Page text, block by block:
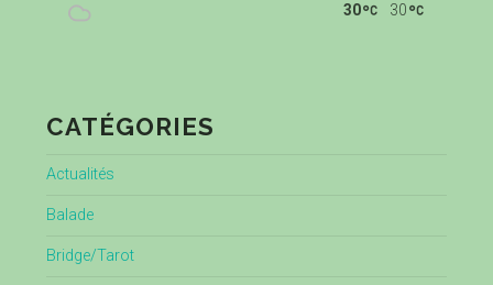
30
30
CATÉGORIES
Actualités
Balade
Bridge/Tarot